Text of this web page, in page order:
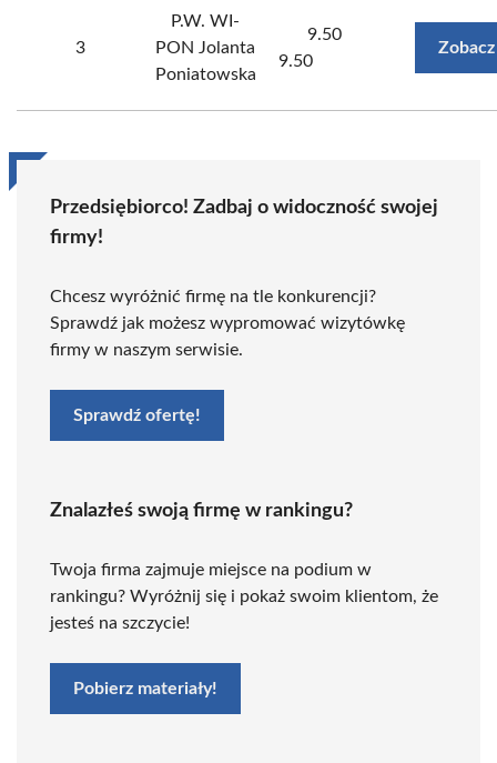
3
P.W. WI-
PON Jolanta
Poniatowska
9.50
9.50
Przedsiębiorco! Zadbaj o widoczność swojej
firmy!
Chcesz wyróżnić firmę na tle konkurencji?
Sprawdź jak możesz wypromować wizytówkę
firmy w naszym serwisie.
Sprawdź ofertę!
Znalazłeś swoją firmę w rankingu?
Twoja firma zajmuje miejsce na podium w
rankingu? Wyróżnij się i pokaż swoim klientom, że
jesteś na szczycie!
Pobierz materiały!